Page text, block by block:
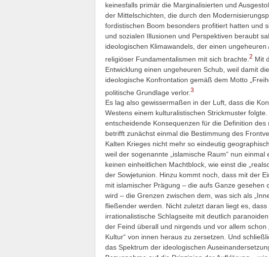
keinesfalls primär die Marginalisierten und
der Mittelschichten, die durch den
fordistischen Boom besonders profitiert hatten und
und sozialen Illusionen und Perspektiven beraubt
ideologischen Klimawandels, der einen
religiöser Fundamentalismen mit sich brachte. 2 Mit
Entwicklung einen ungeheuren Schub, weil damit
ideologische Konfrontation gemäß dem Motto
politische Grundlage verlor. 3
Es lag also gewissermaßen in der Luft, dass die
Westens einem kulturalistischen Strickmuster
entscheidende Konsequenzen für die Definition
betrifft zunächst einmal die Bestimmung des
Kalten Krieges nicht mehr so eindeutig
weil der sogenannte „islamische Raum“ nun
keinen einheitlichen Machtblock, wie einst die
der Sowjetunion. Hinzu kommt noch, dass mit der
mit islamischer Prägung – die aufs Ganze
wird – die Grenzen zwischen dem, was sich als
fließender werden. Nicht zuletzt daran liegt es,
irrationalistische Schlagseite mit deutlich
der Feind überall und nirgends und vor allem schon
Kultur“ von innen heraus zu zersetzen. Und
das Spektrum der ideologischen